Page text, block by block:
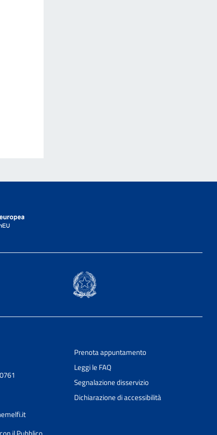
Prenota appuntamento
Leggi le FAQ
Segnalazione disservizio
Dichiarazione di accessibilità